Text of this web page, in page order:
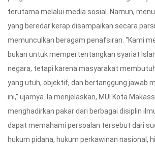
terutama melalui media sosial. Namun,
yang beredar kerap disampaikan secara
memunculkan beragam penafsiran. “Kami
bukan untuk mempertentangkan syariat
negara, tetapi karena masyarakat
yang utuh, objektif, dan bertanggung jawab
ini,” ujarnya. Ia menjelaskan, MUI Kota
menghadirkan pakar dari berbagai disiplin
dapat memahami persoalan tersebut dari
hukum pidana, hukum perkawinan nasional,